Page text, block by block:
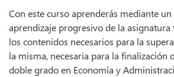
Con este curso aprenderás mediante un
aprendizaje progresivo de la asignatura
los contenidos necesarios para la
la misma, necesaria para la finalización
doble grado en Economía y